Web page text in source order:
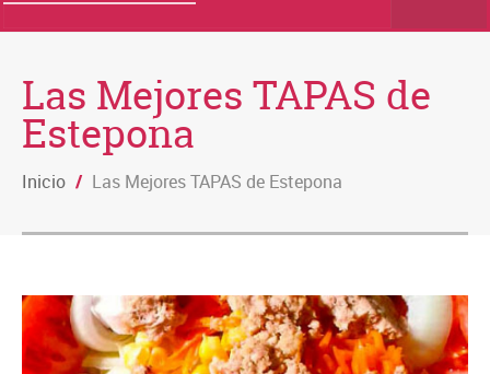
Las Mejores TAPAS de
Estepona
Inicio / Las Mejores TAPAS de Estepona